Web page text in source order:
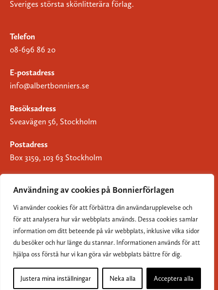
Användning av cookies på Bonnierförlagen
Vi använder cookies för att förbättra din användarupplevelse och
för att analysera hur vår webbplats används. Dessa cookies samlar
information om ditt beteende på vår webbplats, inklusive vilka sidor
du besöker och hur länge du stannar. Informationen används för att
hjälpa oss förstå hur vi kan göra vår webbplats bättre för dig.
Justera mina inställningar Neka alla Acceptera alla
Sveriges största skönlitterära förlag.
Telefon
08-696 86 20
E-postadress
info@albertbonniers.se
Besöksadress
Sveavägen 56, Stockholm
Postadress
Box 3159, 103 63 Stockholm
Om Bonnierförlagen
Cookies
Integritetspolicy